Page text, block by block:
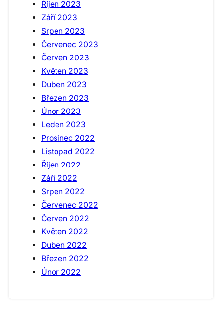
Říjen 2023
Září 2023
Srpen 2023
Červenec 2023
Červen 2023
Květen 2023
Duben 2023
Březen 2023
Únor 2023
Leden 2023
Prosinec 2022
Listopad 2022
Říjen 2022
Září 2022
Srpen 2022
Červenec 2022
Červen 2022
Květen 2022
Duben 2022
Březen 2022
Únor 2022